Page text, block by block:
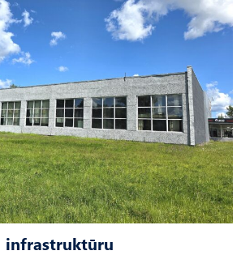
infrastruktūru